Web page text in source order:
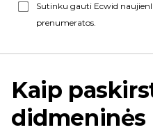
Sutinku gauti Ecwid
prenumeratos.
Kaip
didmeninės